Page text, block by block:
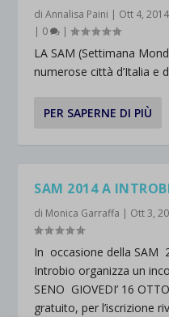
diAnnalisa Paini | Ott 4, 2014
| 0 |
LA SAM (Settimana
numerose città d’Italia e
PER SAPERNE DI PIÙ
SAM 2014 A
di Monica Garraffa | Ott 3,
In occasione della SAM
Introbio organizza un
SENO GIOVEDI’ 16
gratuito, per l’iscrizione